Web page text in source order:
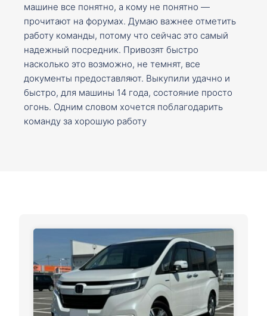
машине все понятно, а кому не понятно —
прочитают на форумах. Думаю важнее отметить
работу команды, потому что сейчас это самый
надежный посредник. Привозят быстро
насколько это возможно, не темнят, все
документы предоставляют. Выкупили удачно и
быстро, для машины 14 года, состояние просто
огонь. Одним словом хочется поблагодарить
команду за хорошую работу